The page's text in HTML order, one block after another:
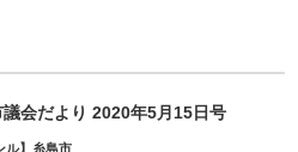
議会だより 2020年5月15日号
ル】糸島市